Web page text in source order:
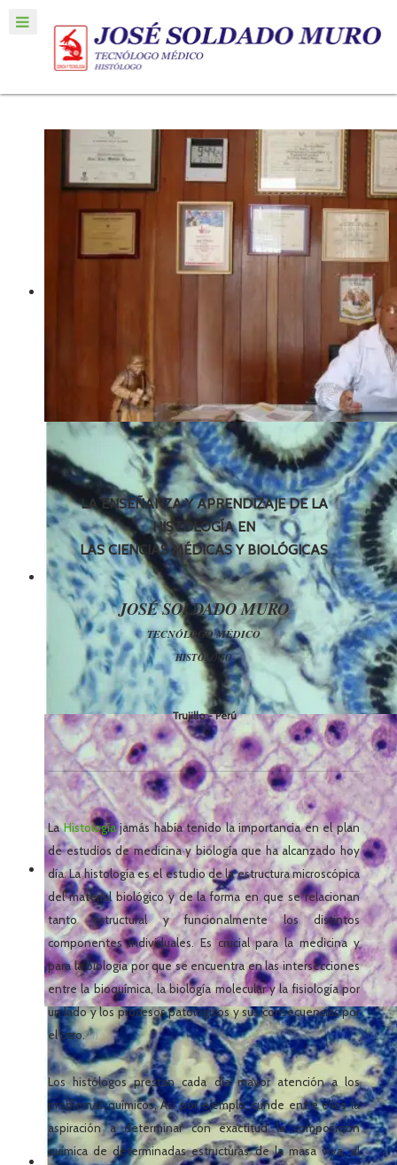
LA ENSEÑANZA Y APRENDIZAJE DE LA
HISTOLOGÍA EN
LAS CIENCIAS MÉDICAS Y BIOLÓGICAS
JOSÉ SOLDADO MURO
TECNÓLOGO MÉDICO
HISTÓLOGO
Trujillo - Perú
LaHistologíajamás había tenido la importancia en el plan
de estudios de medicina y biología que ha alcanzado hoy
día. La histología es el estudio de la estructura microscópica
del material biológico y de la forma en que se relacionan
tanto estructural y funcionalmente los distintos
componentes individuales. Es crucial para la medicina y
para la biología por que se encuentra en las intersecciones
entre la bioquímica, la biología molecular y la fisiología por
un lado y los procesos patológicos y sus consecuencias por
el otro.(1)
Los histólogos prestan cada día mayor atención a los
problemas químicos, Así por ejemplo, cunde entre ellos la
aspiración a determinar con exactitud la composición
química de determinadas estructuras de la masa viva, al